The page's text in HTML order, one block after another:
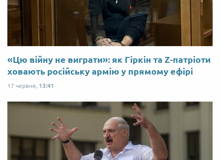
«Цю війну не виграти»: як Гіркін та Z-патріоти
ховають російську армію у прямому ефірі
17 червня, 13:41